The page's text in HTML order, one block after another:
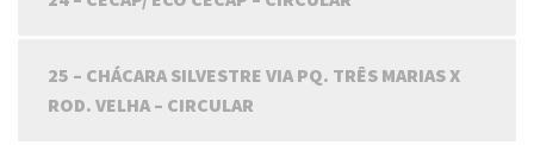
25 – CHÁCARA SILVESTRE VIA PQ. TRÊS MARIAS X
ROD. VELHA – CIRCULAR